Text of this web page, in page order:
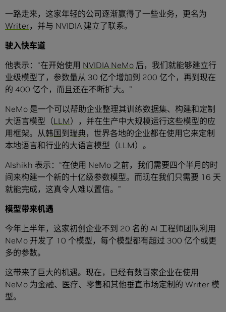
一路走来，这家年轻的公司逐渐赢得了一些业务，更名为
Writer，并与 NVIDIA 建立了联系。
驶入快车道
他表示：“在开始使用 NVIDIA NeMo 后，我们就能够建立行
业级模型了，参数量从 30 亿个增加到 200 亿个，再到现在
的 400 亿个，而且还在不断扩大。”
NeMo 是一个可以帮助企业整理其训练数据集、构建和定制
大语言模型（LLM），并在生产中大规模运行这些模型的应
用框架。从韩国到 瑞典，世界各地的企业都在使用它来定制
本地语言和行业的大语言模型（LLM）。
Alshikh 表示：“在使用 NeMo 之前，我们需要四个半月的时
间来构建一个新的十亿级参数模型。而现在我们只需要 16 天
就能完成，这真令人难以置信。”
模型带来机遇
今年上半年，这家初创企业不到 20 名的 AI 工程师团队利用
NeMo 开发了 10 个模型，每个模型都有超过 300 亿个或更
多的参数。
这带来了巨大的机遇。现在，已经有数百家企业在使用
NeMo 为金融、医疗、零售和其他垂直市场定制的 Writer 模
型。